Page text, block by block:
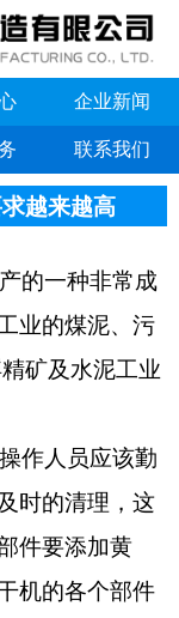
企业新闻
联系我们
越来越高
的一种非常成
业的煤泥、污
矿及水泥工业
作人员应该勤
时的清理，这
件要添加黄
机的各个部件